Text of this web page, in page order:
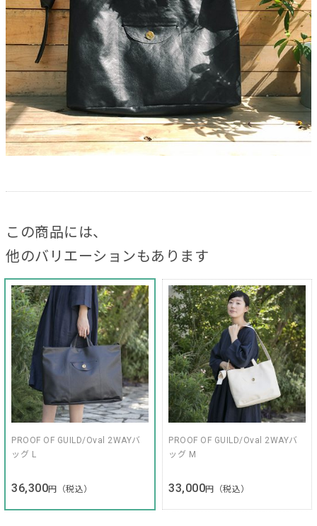
この商品には、
他のバリエーションもあります
PROOF OF GUILD/Oval 2WAYバ
ッグ L
36,300円（税込）
PROOF OF GUILD/Oval 2WAYバ
ッグ M
33,000円（税込）